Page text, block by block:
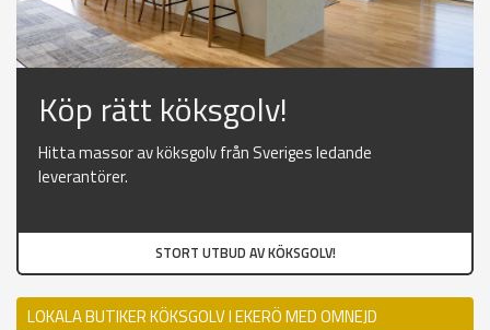
Köp rätt köksgolv!
Hitta massor av köksgolv från Sveriges ledande
leverantörer.
STORT UTBUD AV KÖKSGOLV!
LOKALA BUTIKER KÖKSGOLV I EKERÖ MED OMNEJD